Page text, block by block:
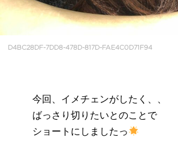
D4BC28DF-7DD8-478D-817D-FAE4C0D71F94
今回、イメチェンがしたく、、
ばっさり切りたいとのことで
ショートにしましたっ